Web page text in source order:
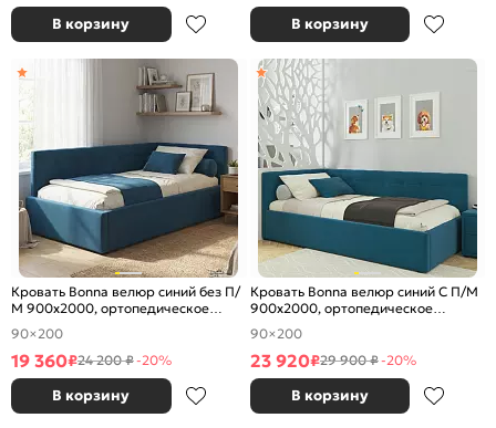
В корзину В корзину
Кровать Bonna велюр синий без П/
М 900x2000, ортопедическое
основание, изголовье мягкое
90×200
19 360₽24 200 ₽-20%
В корзину
Кровать Bonna велюр синий С П/М
900x2000, ортопедическое
основание, изголовье мягкое
90×200
23 920₽29 900 ₽-20%
В корзину